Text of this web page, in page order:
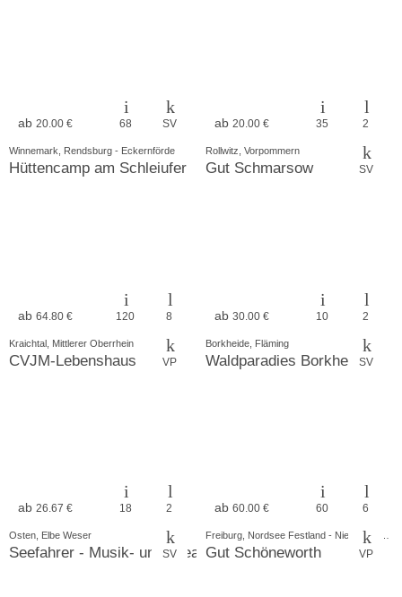
ab 20.00 € 68 SV
Winnemark, Rendsburg - Eckernförde
Hüttencamp am Schleiufer
ab 20.00 € 35 2
SV
Rollwitz, Vorpommern
Gut Schmarsow
ab 64.80 € 120 8
VP
Kraichtal, Mittlerer Oberrhein
CVJM-Lebenshaus
ab 30.00 € 10 2
SV
Borkheide, Fläming
Waldparadies Borkheide
ab 26.67 € 18 2
SV
Osten, Elbe Weser
Seefahrer - Musik- und Kreativhotel
ab 60.00 € 60 6
VP
Gut Schöneworth